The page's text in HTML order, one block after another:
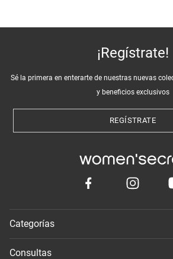
¡Regístrate!
Sé la primera en enterarte de nuestras nuevas
y beneficios exclusivos
REGÍSTRATE
Categorías
Consultas